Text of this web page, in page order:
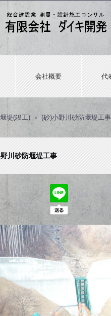
会社概要 代
堤(竣工) › (砂)小野川砂防堰堤工事
川砂防堰堤工事